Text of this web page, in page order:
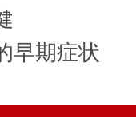
早期症状